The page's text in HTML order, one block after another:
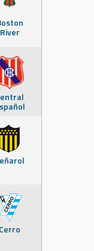
River
Cerro